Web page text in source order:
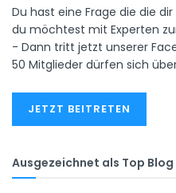
Du hast eine Frage die die
du möchtest mit Experten
- Dann tritt jetzt unserer
50 Mitglieder dürfen sich
JETZT BEITRETEN
Ausgezeichnet als Top Blog